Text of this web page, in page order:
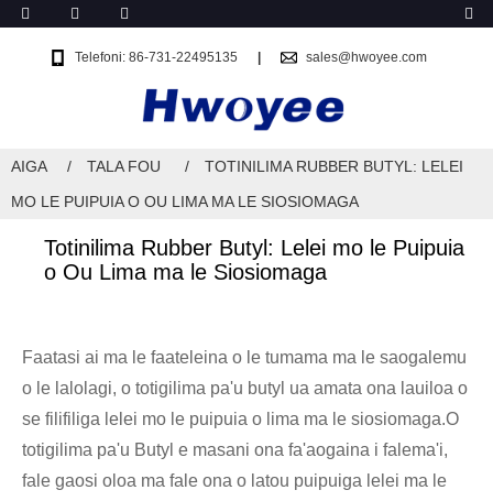
Telefoni: 86-731-22495135 sales@hwoyee.com
AIGA TALA FOU
TOTINILIMA RUBBER BUTYL: LELEI
MO LE PUIPUIA O OU LIMA MA LE SIOSIOMAGA
Totinilima Rubber Butyl: Lelei mo le Puipuia
o Ou Lima ma le Siosiomaga
Faatasi ai ma le faateleina o le tumama ma le saogalemu
o le lalolagi, o totigilima pa'u butyl ua amata ona lauiloa o
se filifiliga lelei mo le puipuia o lima ma le siosiomaga.O
totigilima pa'u Butyl e masani ona fa'aogaina i falema'i,
fale gaosi oloa ma fale ona o latou puipuiga lelei ma le